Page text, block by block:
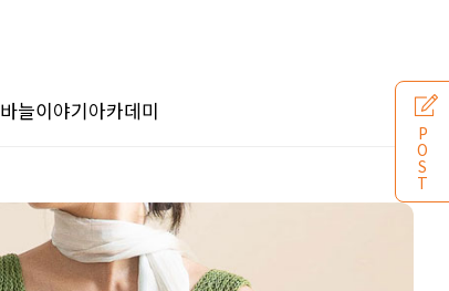
바늘이야기아카데미
P
O
S
T